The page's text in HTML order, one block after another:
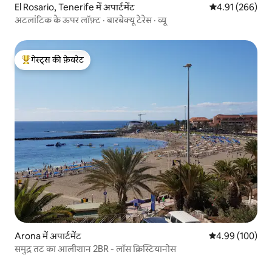
El Rosario, Tenerife में अपार्टमेंट औसत रेटिंग 5 में से
4.91 (266)
अटलांटिक के ऊपर लॉफ़्ट · बारबेक्यू टेरेस · व्यू
गेस्ट्स का टॉप फ़ेवरेट
गेस्ट्स की फ़ेवरेट
Arona में अपार्टमेंट औसत रेटिंग 5 में से
4.99 (100)
समुद्र तट का आलीशान 2BR - लॉस क्रिस्टियानोस